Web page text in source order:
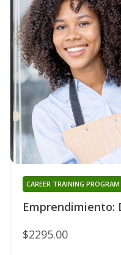
Emprendimiento:
CAREER TRAINING PROGRAM
$2295.00